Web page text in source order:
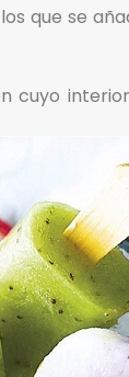
que se
cuyo